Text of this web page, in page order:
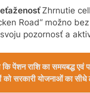
Zhrnutie
Road“ možno
pozornosť a
पेंशन राशि का समयबद्ध एवं
को सरकारी योजनाओं का सीधे